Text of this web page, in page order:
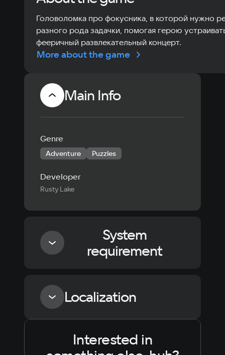
Головоломка про фокусника, в которой нужно
разного рода задачки, помогая герою
фееричный развлекательный концерт.
More about the game
Main Info
Genre
Adventure Puzzles
Developer
Rusty Lake
System
requirement
Minimum
Processor
Memory
Localization
Language
Russian
Text Voiceover
Interested in